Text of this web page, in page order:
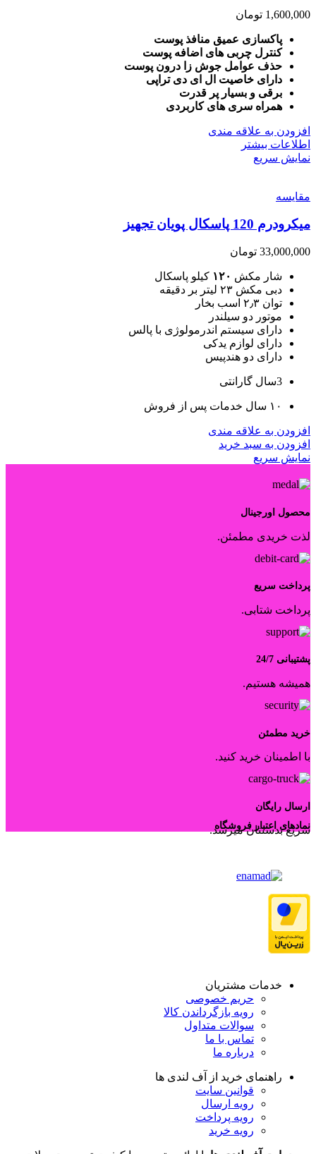
1,600,000 تومان
پاکسازی عمیق منافذ پوست
کنترل چربی های اضافه پوست
حذف عوامل جوش زا درون پوست
دارای خاصیت ال ای دی تراپی
برقی و بسیار پر قدرت
همراه سری های کاربردی
افزودن به علاقه مندی
اطلاعات بیشتر
نمایش سریع
مقايسه
میکرودرم 120 پاسکال پویان تجهیز
33,000,000 تومان
شار مکش ۱۲۰ کیلو پاسکال
دبی مکش ۲۳ لیتر بر دقیقه
توان ۲٫۳ اسب بخار
موتور دو سیلندر
دارای سیستم اندرمولوژی با پالس
دارای لوازم یدکی
دارای دو هندپیس
3سال گارانتی
۱۰ سال خدمات پس از فروش
افزودن به علاقه مندی
افزودن به سبد خرید
نمایش سریع
محصول اورجینال
لذت خریدی مطمئن.
پرداخت سریع
پرداخت شتابی.
پشتیبانی 24/7
همیشه هستیم.
خرید مطمئن
با اطمینان خرید کنید.
ارسال رایگان
سریع بدستتان میرسد.
نمادهای اعتبار فروشگاه
خدمات مشتریان
حریم خصوصی
رویه بازگرداندن کالا
سوالات متداول
تماس با ما
درباره ما
راهنمای خرید از آف لندی ها
قوانین سایت
رویه ارسال
رویه پرداخت
رویه خرید